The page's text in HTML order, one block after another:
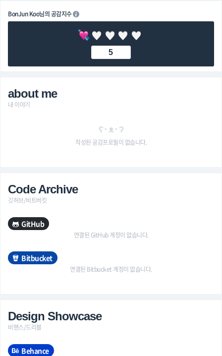
BonJun Koo님의 공감지수
5
about me
내 이야기
ʕ·ᴥ·ʔ
작성된 공감프로필이 없습니다.
Code Archive
깃허브/비트버킷
GitHub
연결된 GitHub 계정이 없습니다.
Bitbucket
연결된 Bitbucket 계정이 없습니다.
Design Showcase
비핸스/드리블
Behance